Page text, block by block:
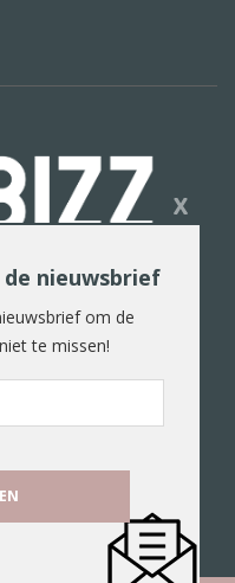
en beeld
X
nieuwsbrief
om de
te missen!